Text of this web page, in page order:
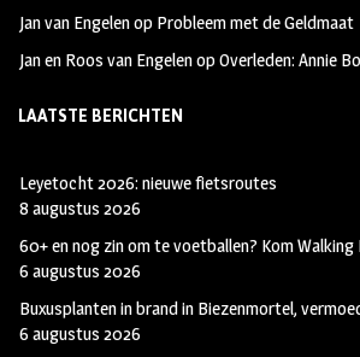
Jan van Engelenop Probleem met de Geldmaat
Jan en Roos van EngelenopOverleden: Annie
LAATSTE BERICHTEN
Leyetocht 2026: nieuwe fietsroutes
8 augustus 2026
60+ en nog zin om te voetballen? Kom
6 augustus 2026
Buxusplanten in brand in Biezenmortel,
6 augustus 2026